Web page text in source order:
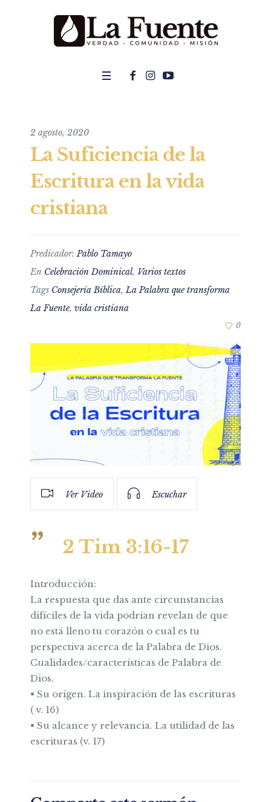
2 agosto, 2020
La Suficiencia de la
Escritura en la vida
cristiana
Predicador:Pablo Tamayo
En Celebración Dominical, Varios textos
Tags Consejería Bíblica,La Palabra que transforma
La Fuente, vida cristiana
0
Ver Video Escuchar
2 Tim 3:16-17
Introducción:
La respuesta que das ante circunstancias
difíciles de la vida podrían revelan de que
no está lleno tu corazón o cual es tu
perspectiva acerca de la Palabra de Dios.
Cualidades/características de Palabra de
Dios.
• Su origen. La inspiración de las escrituras
( v. 16)
• Su alcance y relevancia. La utilidad de las
escrituras (v. 17)